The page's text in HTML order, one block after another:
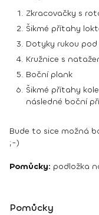
Zkracovačky s
Šikmé přítahy
Dotyky rukou
Kružnice s
Boční plank
Šikmé přítahy
následné boční
Bude to sice možná
;-)
Pomůcky: podložka
Pomůcky